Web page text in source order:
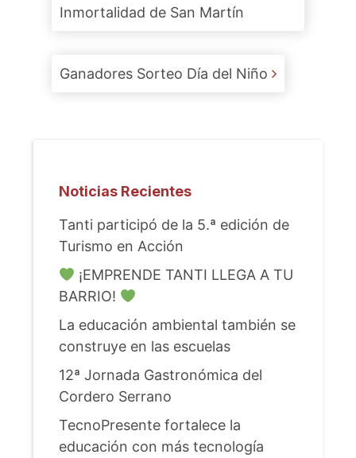
Inmortalidad de San Martín
Ganadores Sorteo Día del Niño
Noticias Recientes
Tanti participó de la 5.ª edición de
Turismo en Acción
¡EMPRENDE TANTI LLEGA A TU
BARRIO!
La educación ambiental también se
construye en las escuelas
12ª Jornada Gastronómica del
Cordero Serrano
TecnoPresente fortalece la
educación con más tecnología